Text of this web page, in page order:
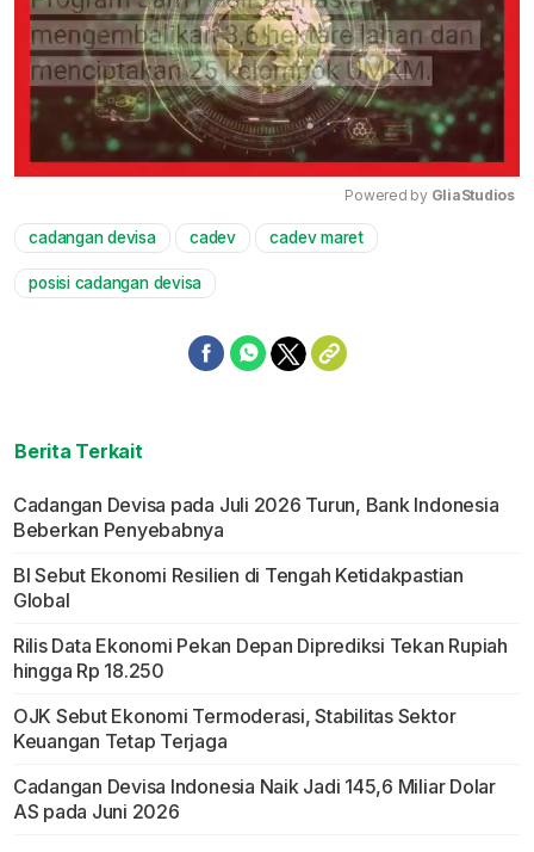
Powered by GliaStudios
cadangan devisa cadev cadev maret
posisi cadangan devisa
Berita Terkait
Cadangan Devisa pada Juli 2026 Turun, Bank Indonesia
Beberkan Penyebabnya
BI Sebut Ekonomi Resilien di Tengah Ketidakpastian
Global
Rilis Data Ekonomi Pekan Depan Diprediksi Tekan Rupiah
hingga Rp 18.250
OJK Sebut Ekonomi Termoderasi, Stabilitas Sektor
Keuangan Tetap Terjaga
Cadangan Devisa Indonesia Naik Jadi 145,6 Miliar Dolar
AS pada Juni 2026